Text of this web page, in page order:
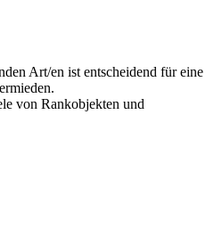
Art/en ist entscheidend für eine
von Rankobjekten und